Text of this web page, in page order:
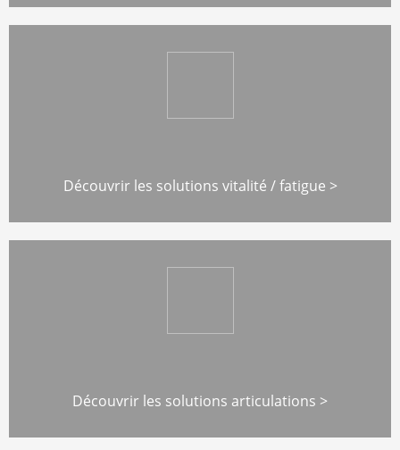
Découvrir les solutions vitalité / fatigue >
Découvrir les solutions articulations >